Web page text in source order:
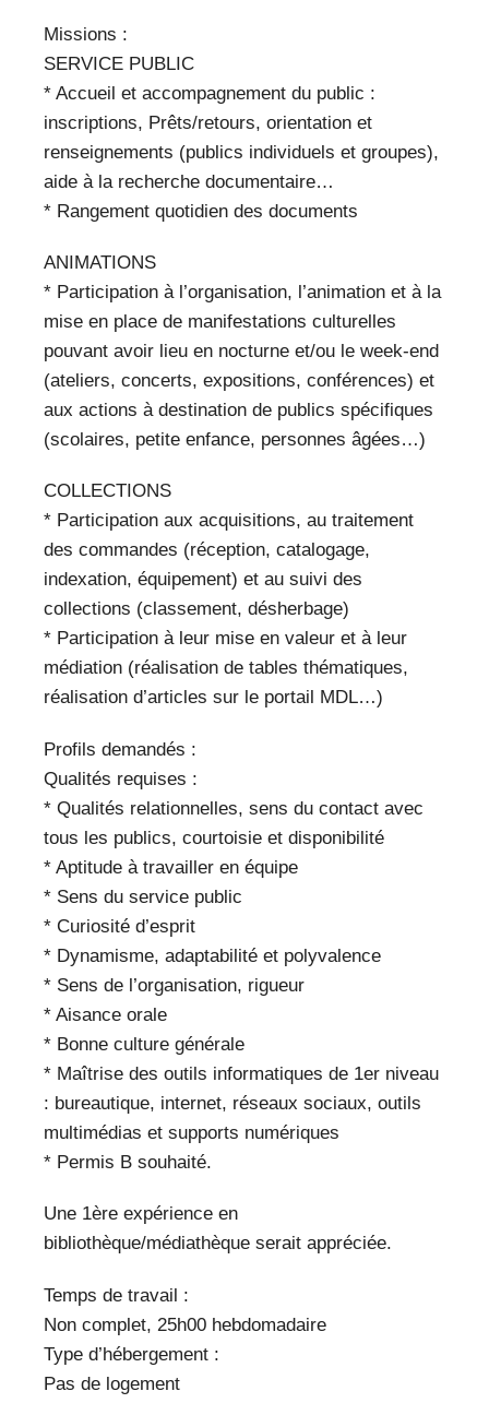
Missions :
SERVICE PUBLIC
* Accueil et accompagnement du public :
inscriptions, Prêts/retours, orientation et
renseignements (publics individuels et groupes),
aide à la recherche documentaire…
* Rangement quotidien des documents
ANIMATIONS
* Participation à l’organisation, l’animation et à la
mise en place de manifestations culturelles
pouvant avoir lieu en nocturne et/ou le week-end
(ateliers, concerts, expositions, conférences) et
aux actions à destination de publics spécifiques
(scolaires, petite enfance, personnes âgées…)
COLLECTIONS
* Participation aux acquisitions, au traitement
des commandes (réception, catalogage,
indexation, équipement) et au suivi des
collections (classement, désherbage)
* Participation à leur mise en valeur et à leur
médiation (réalisation de tables thématiques,
réalisation d’articles sur le portail MDL…)
Profils demandés :
Qualités requises :
* Qualités relationnelles, sens du contact avec
tous les publics, courtoisie et disponibilité
* Aptitude à travailler en équipe
* Sens du service public
* Curiosité d’esprit
* Dynamisme, adaptabilité et polyvalence
* Sens de l’organisation, rigueur
* Aisance orale
* Bonne culture générale
* Maîtrise des outils informatiques de 1er niveau
: bureautique, internet, réseaux sociaux, outils
multimédias et supports numériques
* Permis B souhaité.
Une 1ère expérience en
bibliothèque/médiathèque serait appréciée.
Temps de travail :
Non complet, 25h00 hebdomadaire
Type d’hébergement :
Pas de logement